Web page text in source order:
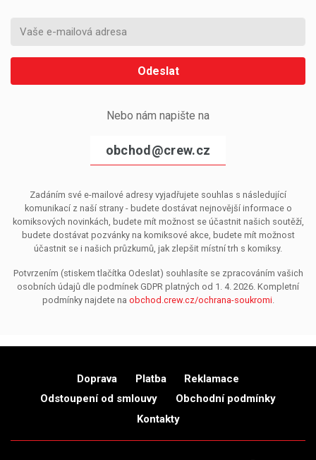
Odeslat
Nebo nám napište na
obchod@crew.cz
Zadáním své e-mailové adresy vyjadřujete souhlas s následující
komunikací z naší strany - budete dostávat nejnovější informace o
komiksových novinkách, budete mít možnost se účastnit našich soutěží,
budete dostávat pozvánky na komiksové akce, budete mít možnost
účastnit se i našich průzkumů, jak zlepšit místní trh s komiksy.
Potvrzením (stiskem tlačítka Odeslat) souhlasíte se zpracováním vašich
osobních údajů dle podmínek GDPR platných od 1. 4. 2026. Kompletní
podmínky najdete na obchod.crew.cz/ochrana-soukromi.
Doprava Platba
Reklamace
Odstoupení od smlouvy
Obchodní podmínky
Kontakty